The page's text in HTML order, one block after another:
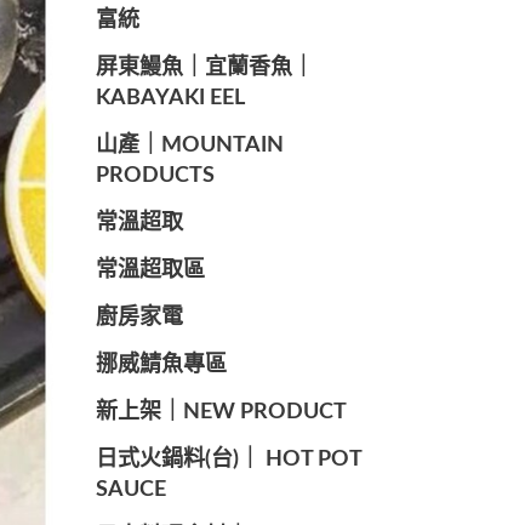
富統
️屏東鰻魚｜宜蘭香魚｜
KABAYAKI EEL
山產｜MOUNTAIN
PRODUCTS
常溫超取
常溫超取區
廚房家電
️挪威鯖魚專區
️新上架｜NEW PRODUCT
️日式火鍋料(台)｜ HOT POT
SAUCE